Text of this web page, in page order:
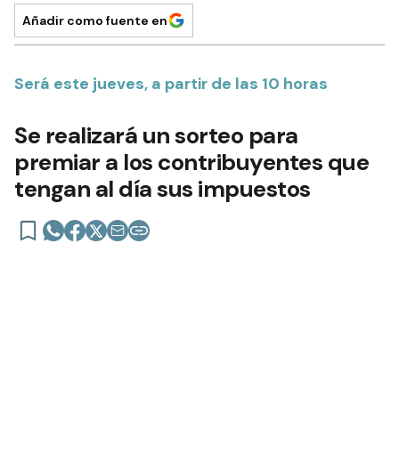
Añadir como fuente en
Será este jueves, a partir de las 10 horas
Se realizará un sorteo para
premiar a los contribuyentes que
tengan al día sus impuestos